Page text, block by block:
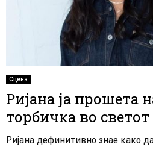
Сцена
Ријана ја прошета
торбичка во
Ријана дефинитивно знае како